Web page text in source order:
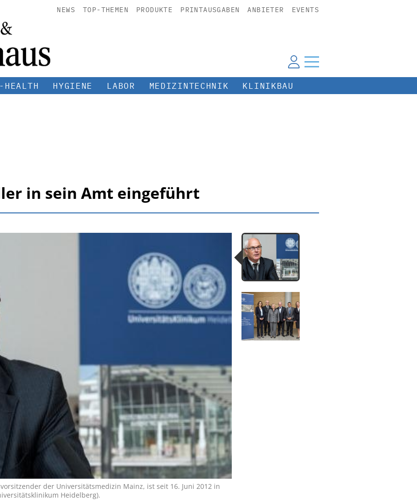
NEWS TOP-THEMEN PRODUKTE PRINTAUSGABEN ANBIETER EVENTS
HEALTH HYGIENE LABOR MEDIZINTECHNIK KLINIKBAU
in sein Amt eingeführt
der Universitätsmedizin Mainz, ist seit 16. Juni 2012 in
Heidelberg).